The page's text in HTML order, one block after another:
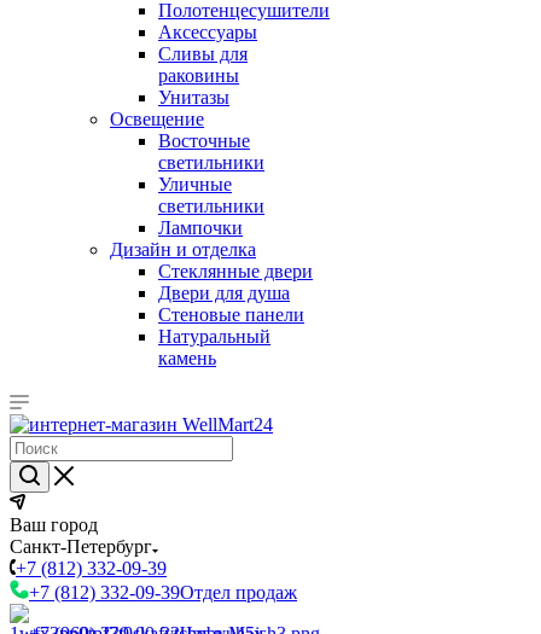
Полотенцесушители
Аксессуары
Сливы для
раковины
Унитазы
Освещение
Восточные
светильники
Уличные
светильники
Лампочки
Дизайн и отделка
Стеклянные двери
Двери для душа
Стеновые панели
Натуральный
камень
Ваш город
Санкт-Петербург
+7 (812) 332-09-39
+7 (812) 332-09-39Отдел продаж